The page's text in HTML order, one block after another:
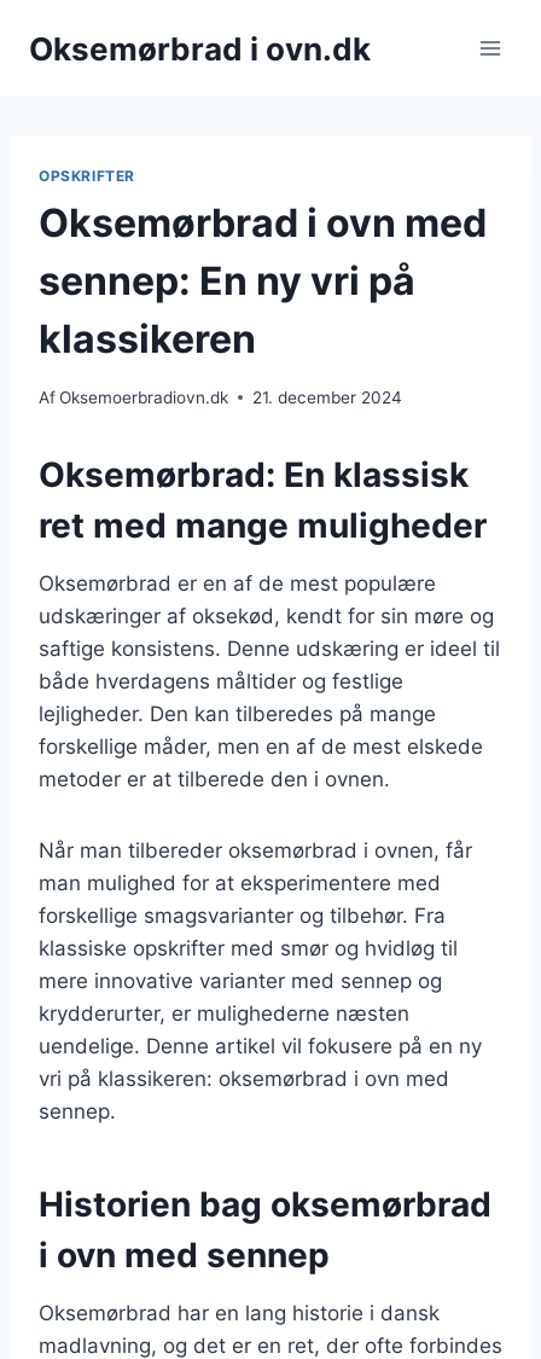
Oksemørbrad i ovn.dk
OPSKRIFTER
Oksemørbrad i ovn med
sennep: En ny vri på
klassikeren
AfOksemoerbradiovn.dk 21. december 2024
Oksemørbrad: En klassisk
ret med mange muligheder
Oksemørbrad er en af de mest populære
udskæringer af oksekød, kendt for sin møre og
saftige konsistens. Denne udskæring er ideel til
både hverdagens måltider og festlige
lejligheder. Den kan tilberedes på mange
forskellige måder, men en af de mest elskede
metoder er at tilberede den i ovnen.
Når man tilbereder oksemørbrad i ovnen, får
man mulighed for at eksperimentere med
forskellige smagsvarianter og tilbehør. Fra
klassiske opskrifter med smør og hvidløg til
mere innovative varianter med sennep og
krydderurter, er mulighederne næsten
uendelige. Denne artikel vil fokusere på en ny
vri på klassikeren: oksemørbrad i ovn med
sennep.
Historien bag oksemørbrad
i ovn med sennep
Oksemørbrad har en lang historie i dansk
madlavning, og det er en ret, der ofte forbindes